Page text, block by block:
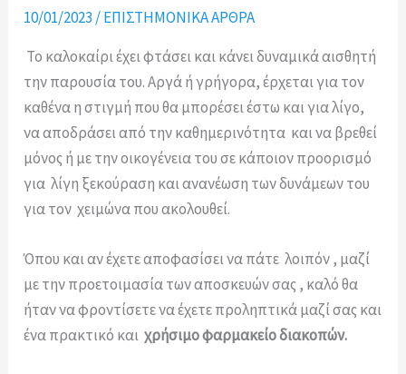
10/01/2023 /ΕΠΙΣΤΗΜΟΝΙΚΑ ΑΡΘΡΑ
Το καλοκαίρι έχει φτάσει και κάνει δυναμικά αισθητή
την παρουσία του. Αργά ή γρήγορα, έρχεται για τον
καθένα η στιγμή που θα μπορέσει έστω και για λίγο,
να αποδράσει από την καθημερινότητα και να βρεθεί
μόνος ή με την οικογένεια του σε κάποιον προορισμό
για λίγη ξεκούραση και ανανέωση των δυνάμεων του
για τον χειμώνα που ακολουθεί.
Όπου και αν έχετε αποφασίσει να πάτε λοιπόν , μαζί
με την προετοιμασία των αποσκευών σας , καλό θα
ήταν να φροντίσετε να έχετε προληπτικά μαζί σας και
ένα πρακτικό καιχρήσιμο φαρμακείο διακοπών.